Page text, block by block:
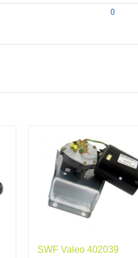
0
SWF Valeo 402039